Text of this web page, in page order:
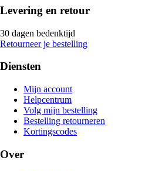
Levering en retour
30 dagen bedenktijd
Retourneer je bestelling
Diensten
Mijn account
Helpcentrum
Volg mijn bestelling
Bestelling retourneren
Kortingscodes
Over